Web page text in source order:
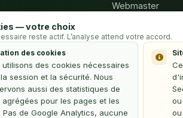
Webmaster
Cette plateforme est
syndicaux de
— votre choix
reste actif. L’analyse attend votre accord.
des cookies
utilisons des cookies nécessaires
session et la sécurité. Nous
aussi des statistiques de
agrégées pour les pages et les
Pas de Google Analytics, aucune